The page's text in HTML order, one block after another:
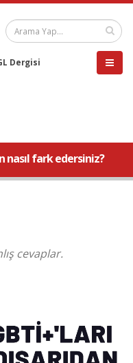
Dergisi
nasıl fark edersiniz?
cevaplar.